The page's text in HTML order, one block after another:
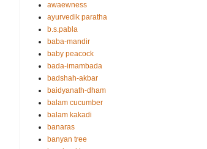
awaewness
ayurvedik paratha
b.s.pabla
baba-mandir
baby peacock
bada-imambada
badshah-akbar
baidyanath-dham
balam cucumber
balam kakadi
banaras
banyan tree